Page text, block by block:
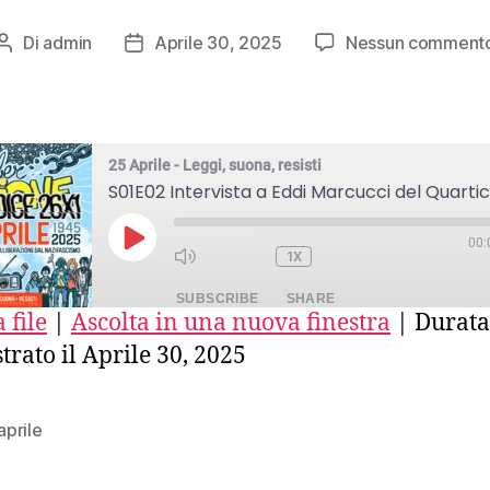
Autore
Di admin
DataAprile 30, 2025 Nessun
25 Aprile - Leggi, suona, resisti
PLAY
EPISODE
1X
SUBSCRIBE SHARE
file Ascolta in una nuova finestra
il Aprile 30, 2025